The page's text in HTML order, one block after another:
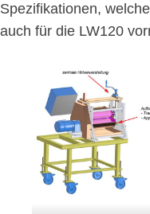
Spezifikationen,
auch für die LW120